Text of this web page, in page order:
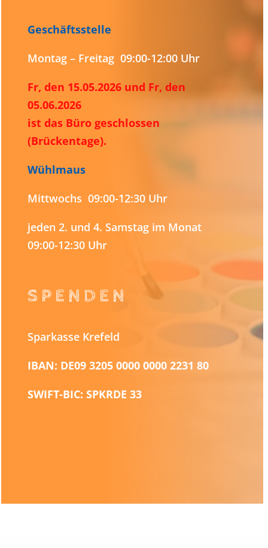
Geschäftsstelle
Montag – Freitag 09:00-12:00 Uhr
Fr, den 15.05.2026 und Fr, den
05.06.2026
ist das Büro geschlossen
(Brückentage).
Wühlmaus
Mittwochs 09:00-12:30 Uhr
jeden 2. und 4. Samstag im Monat
09:00-12:30 Uhr
SPENDEN
Sparkasse Krefeld
IBAN: DE09 3205 0000 0000 2231 80
SWIFT-BIC: SPKRDE 33